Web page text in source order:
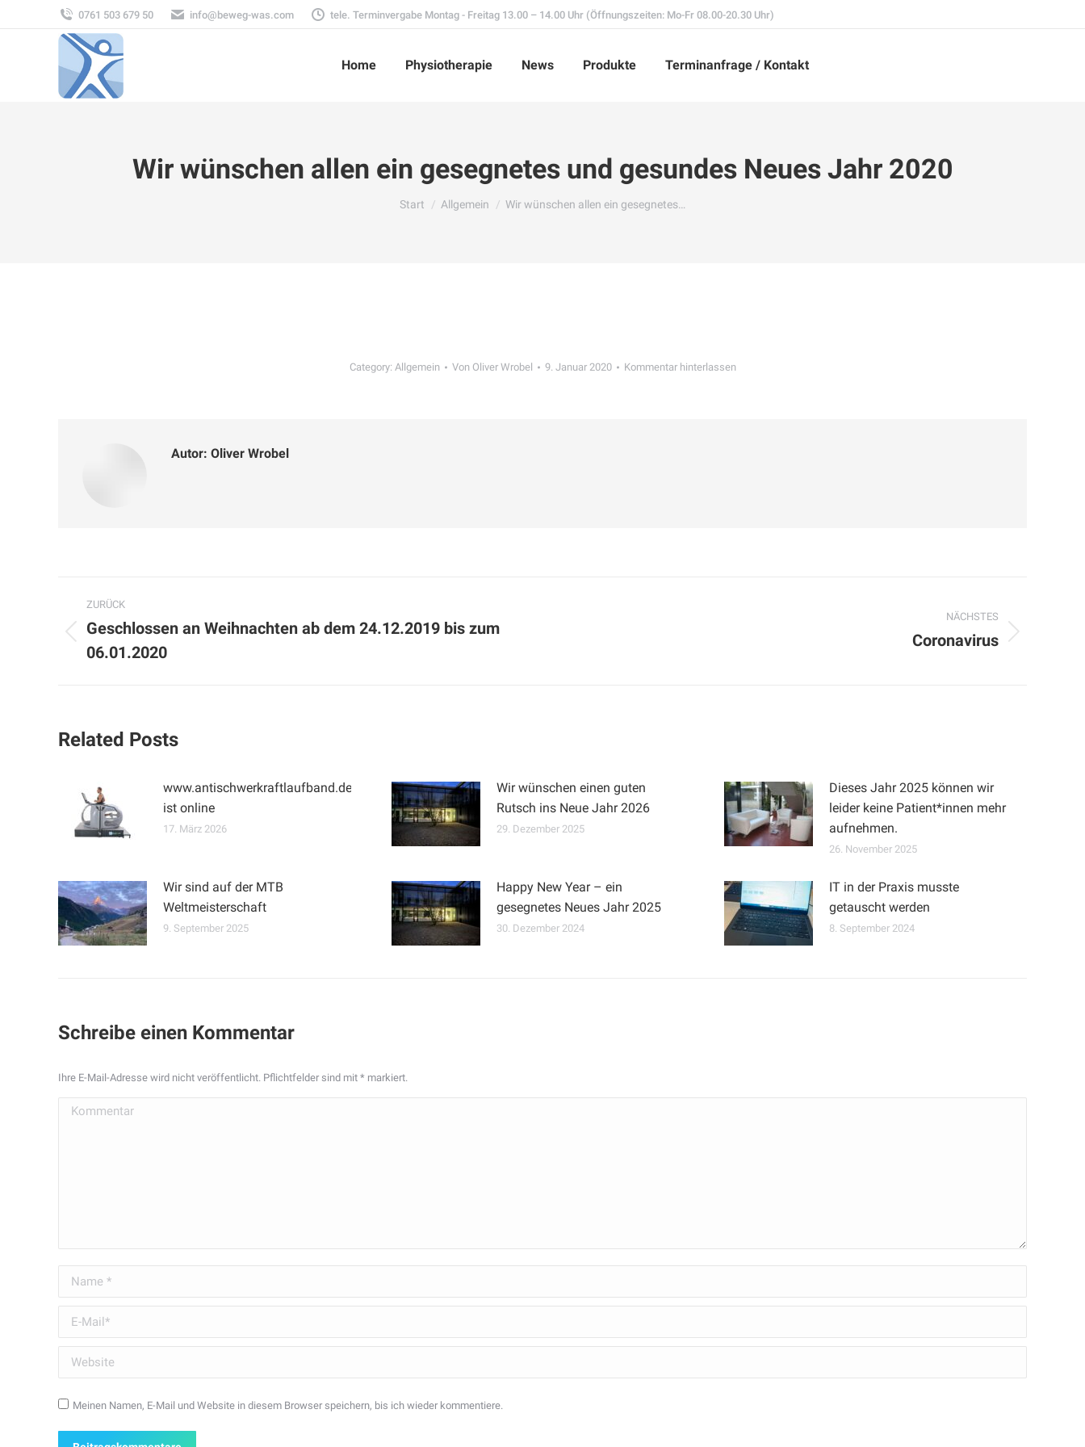
0761 503 679 50 info@beweg-was.com tele. Terminvergabe Montag - Freitag 13.00 – 14.00 Uhr (Öffnungszeiten: Mo-Fr 08.00-20.30 Uhr)
Home Physiotherapie News Produkte Terminanfrage / Kontakt
Wir wünschen allen ein gesegnetes und gesundes Neues Jahr 2020
Sie befinden sich hier:
Start Allgemein Wir wünschen allen ein gesegnetes…
Category: Allgemein Von Oliver Wrobel 9. Januar 2020 Kommentar hinterlassen
Autor: Oliver Wrobel
Kommentarnavigation
ZURÜCK
Beitrag:
Geschlossen an Weihnachten ab dem 24.12.2019 bis zum
06.01.2020
NÄCHSTES
Coronavirus
Related Posts
www.antischwerkraftlaufband.de
ist online
17. März 2026
Wir wünschen einen guten
Rutsch ins Neue Jahr 2026
29. Dezember 2025
Dieses Jahr 2025 können wir
leider keine Patient*innen mehr
aufnehmen.
26. November 2025
Wir sind auf der MTB
Weltmeisterschaft
9. September 2025
Happy New Year – ein
gesegnetes Neues Jahr 2025
30. Dezember 2024
IT in der Praxis musste
getauscht werden
8. September 2024
Schreibe einen Kommentar
Ihre E-Mail-Adresse wird nicht veröffentlicht. Pflichtfelder sind mit * markiert.
Kommentar
Name *
E-Mail *
Website
Meinen Namen, E-Mail und Website in diesem Browser speichern, bis ich wieder kommentiere.